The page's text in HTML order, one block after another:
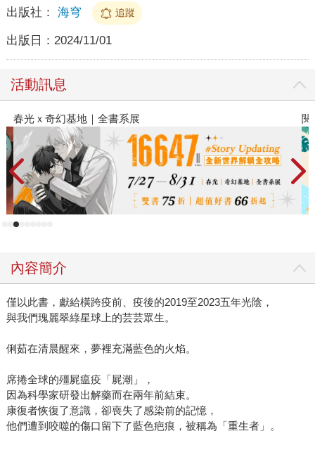
出版社： 海穹 追蹤
出版日： 2024/11/01
活動訊息
閱讀漫遊錄-2026上半年暢銷榜
內容簡介
僅以此書，獻給橫跨疫前、疫後的2019至2023五年光陰，
與我們瑰麗翠綠星球上的芸芸眾生。
俐茹在清晨醒來，夢裡充滿藍色的火焰。
席捲全球的殭屍瘟疫「屍潮」，
因為科學家研發出解藥而在兩年前結束。
康復者恢復了意識，卻喪失了感染前的記憶，
他們遭到咬噬的傷口留下了藍色疤痕，被稱為「重生者」。